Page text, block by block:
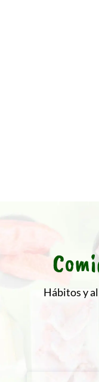
Hábitos y